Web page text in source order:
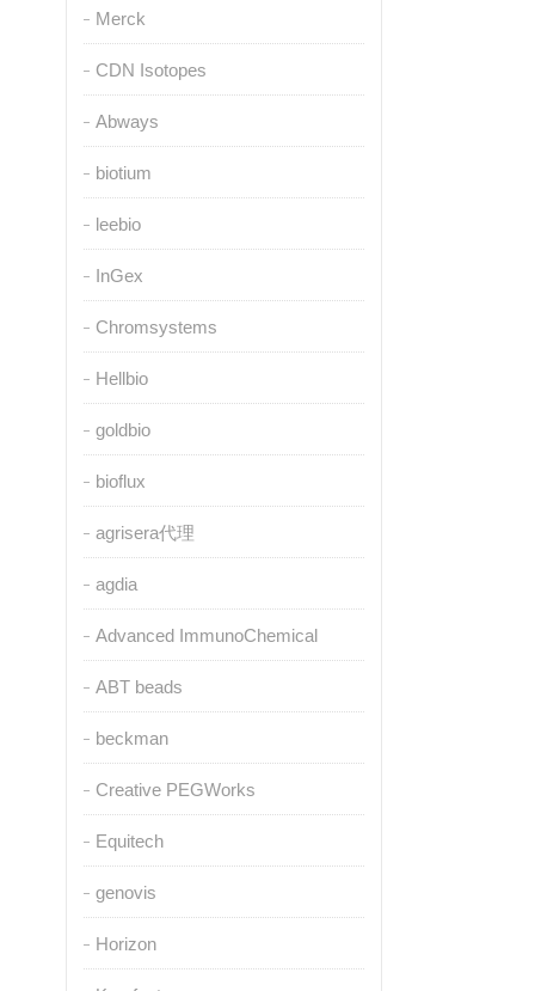
Merck
CDN Isotopes
Abways
biotium
leebio
InGex
Chromsystems
Hellbio
goldbio
bioflux
agrisera代理
agdia
Advanced ImmunoChemical
ABT beads
beckman
Creative PEGWorks
Equitech
genovis
Horizon